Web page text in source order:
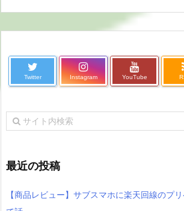
Twitter Instagram YouTube
最近の投稿
【商品レビュー】サブスマホに楽天回線のプ